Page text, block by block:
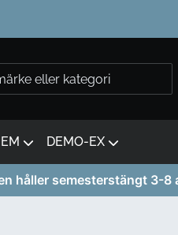
DEMO-EX
håller semesterstängt 3-8